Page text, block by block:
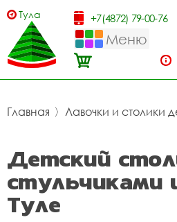
Тула +7(4872) 79-00-76
Меню
Главная 〉 Лавочки и столики
Детский
стульчиками
Туле